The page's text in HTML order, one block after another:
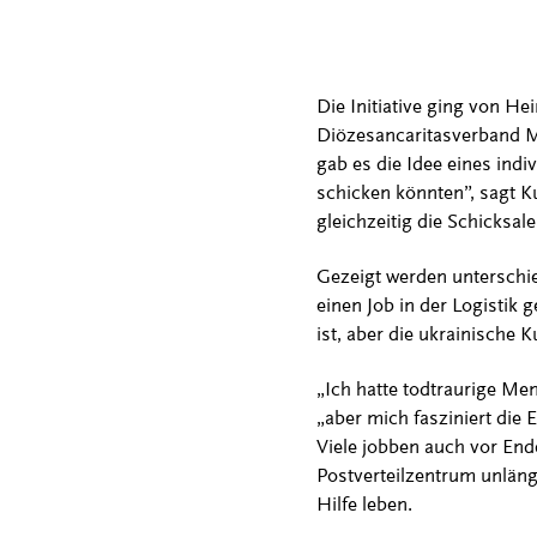
Die Initiative ging von
Diözesancaritasverband
gab es die Idee eines
schicken könnten”, sagt
gleichzeitig die
Gezeigt werden
einen Job in der Logistik
ist, aber die ukrainische
„Ich hatte todtraurige
„aber mich fasziniert die
Viele jobben auch vor
Postverteilzentrum
Hilfe leben.